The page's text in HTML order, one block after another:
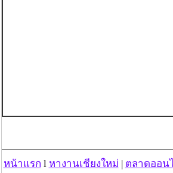
หน้าแรก l หางานเชียงใหม่ | ตลาดออน